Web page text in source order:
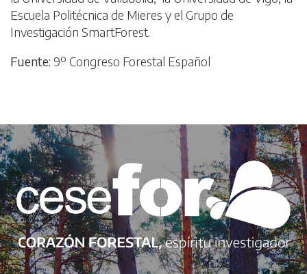
Escuela Politécnica de Mieres y el Grupo de
Investigación SmartForest.
Fuente: 9º Congreso Forestal Español